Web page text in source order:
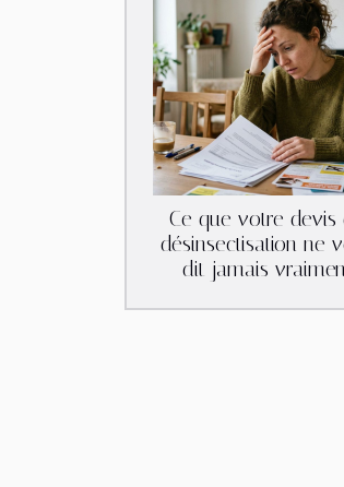
Ce que votre devis
désinsectisation ne
dit jamais